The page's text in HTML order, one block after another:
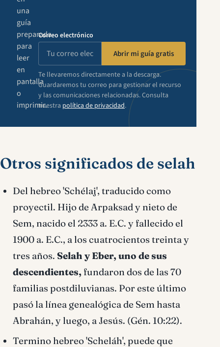
una
guía
preparada
para
leer
en
pantalla
o
imprimir.
Correo electrónico
Abrir mi guía gratis
Te llevaremos directamente a la descarga.
Guardaremos tu correo para gestionar el recurso
y las comunicaciones relacionadas. Consulta
nuestra política de privacidad.
Otros significados de selah
Del hebreo 'Schélaj', traducido como
proyectil. Hijo de Arpaksad y nieto de
Sem, nacido el 2333 a. E.C. y fallecido el
1900 a. E.C., a los cuatrocientos treinta y
tres años. Selah y Eber, uno de sus
descendientes, fundaron dos de las 70
familias postdiluvianas. Por este último
pasó la lí­nea genealógica de Sem hasta
Abrahán, y luego, a Jesús. (Gén. 10:22).
Termino hebreo 'Scheláh', puede que